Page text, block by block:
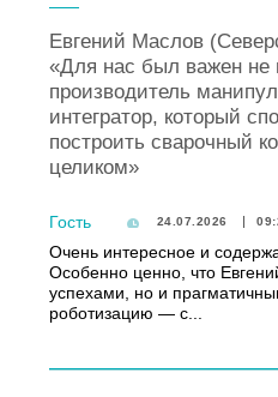
Евгений Маслов
«Для нас был важен не
производитель
интегратор, который
построить сварочный
целиком»
Гость 24.07.2026
Очень интересное и
Особенно ценно, что
успехами, но и
роботизацию — с...